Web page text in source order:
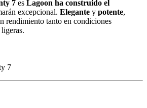
7 es Lagoon ha construido el
excepcional. Elegante y potente,
rendimiento tanto en condiciones